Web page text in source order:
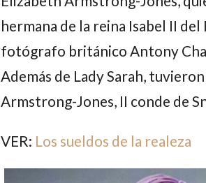
hermana de la reina Isabel II del
fotógrafo británico Antony
Además de Lady Sarah,
Armstrong-Jones, II conde de
VER: Los sueldos de la realeza